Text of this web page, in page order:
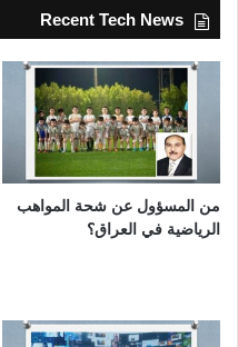
Recent Tech News
من المسؤول عن شحة المواهب
الرياضية في العراق؟